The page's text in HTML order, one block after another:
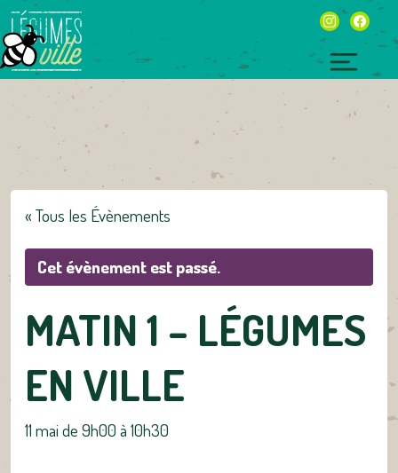
Skip
to
content
instagram
« Tous les Évènements
Cet évènement est passé.
MATIN 1 – LÉGUMES
EN VILLE
11 mai de 9h00 à 10h30